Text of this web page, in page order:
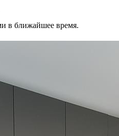
в ближайшее время.